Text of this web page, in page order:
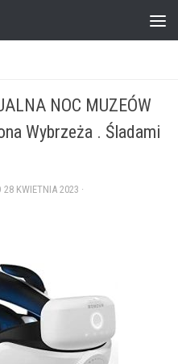
NOC MUZEÓW
Wybrzeża . Śladami
28 KWIETNIA 2023 ·